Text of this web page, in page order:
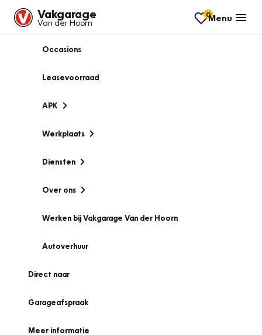
Vakgarage
Van der Hoorn
0Menu
Occasions
Leasevoorraad
APK
Werkplaats
Diensten
Over ons
Werken bij Vakgarage Van der Hoorn
Autoverhuur
Direct naar
Garageafspraak
Meer informatie